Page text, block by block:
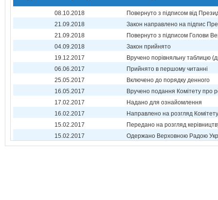
08.10.2018
Повернуто з підписом від
21.09.2018
Закон направлено на підпис
21.09.2018
Повернуто з підписом Голови
04.09.2018
Закон прийнято
19.12.2017
Вручено порівняльну таблицю
06.06.2017
Прийнято в першому читанні
25.05.2017
Включено до порядку денного
16.05.2017
Вручено подання Комітету про
17.02.2017
Надано для ознайомлення
16.02.2017
Направлено на розгляд Комітету
15.02.2017
Передано на розгляд
15.02.2017
Одержано Верховною Радою